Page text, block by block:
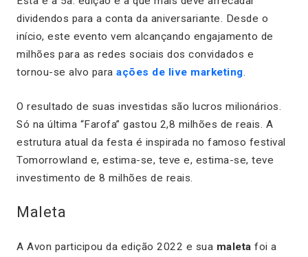
dividendos para a conta da aniversariante. Desde o
início, este evento vem alcançando engajamento de
milhões para as redes sociais dos convidados e
tornou-se alvo para ações de live marketing.
O resultado de suas investidas são lucros milionários.
Só na última “Farofa” gastou 2,8 milhões de reais. A
estrutura atual da festa é inspirada no famoso festival
Tomorrowland e, estima-se, teve e, estima-se, teve
investimento de 8 milhões de reais.
Maleta
A Avon participou da edição 2022 e sua maleta foi a